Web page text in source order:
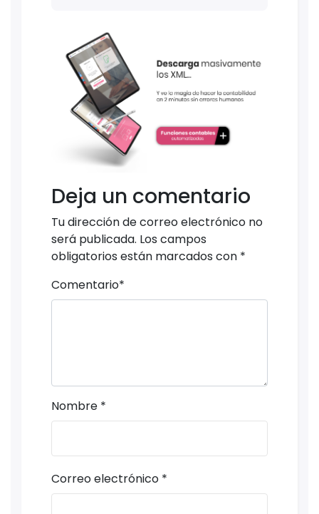
Deja un comentario
Tu dirección de correo electrónico no
será publicada. Los campos
obligatorios están marcados con *
Comentario*
Nombre *
Correo electrónico *